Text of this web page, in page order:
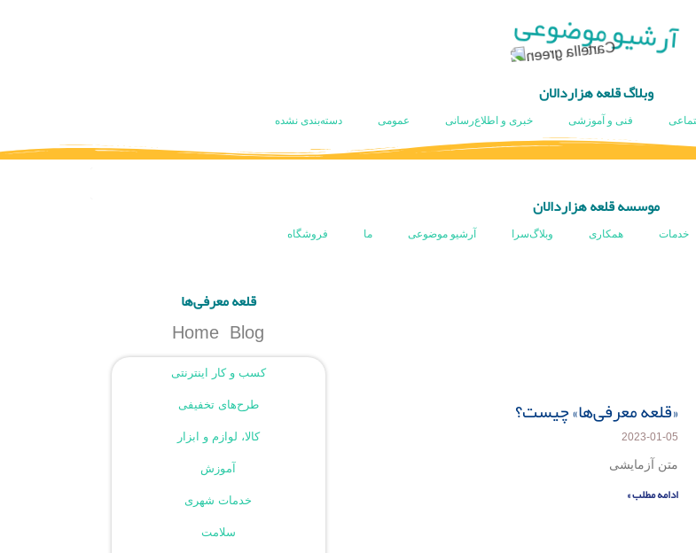
آرشیو موضوعی
وبلاگ قلعه هزاردالان
فنی و آموزشی خبری و اطلاع‌رسانی عمومی دسته‌بندی نشده
موسسه قلعه هزاردالان
خدمات همکاری وبلاگ‌سرا آرشیو موضوعی ما فروشگاه
«قلعه معرفی‌ها» چیست؟
2023-01-05
متن آزمایشی
ادامه مطلب »
قلعه معرفی‌ها
Home Blog
کسب و کار اینترنتی
طرح‌های تخفیفی
کالا، لوازم و ابزار
آموزش
خدمات شهری
سلامت